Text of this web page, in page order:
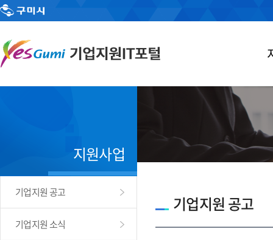
지원사업
기업지원 공고
기업지원 소식
기업지원 공고